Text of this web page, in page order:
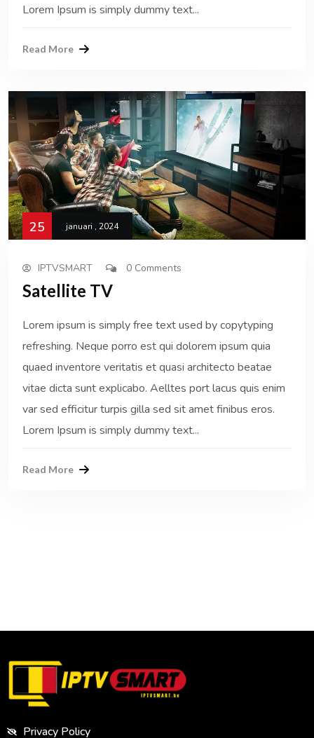
Lorem Ipsum is simply dummy text...
Read More
25 januari , 2024
IPTVSMART 0 Comments
Satellite TV
Lorem ipsum is simply free text used by copytyping
refreshing. Neque porro est qui dolorem ipsum quia
quaed inventore veritatis et quasi architecto beatae
vitae dicta sunt explicabo. Aelltes port lacus quis enim
var sed efficitur turpis gilla sed sit amet finibus eros.
Lorem Ipsum is simply dummy text...
Read More
Privacy Policy